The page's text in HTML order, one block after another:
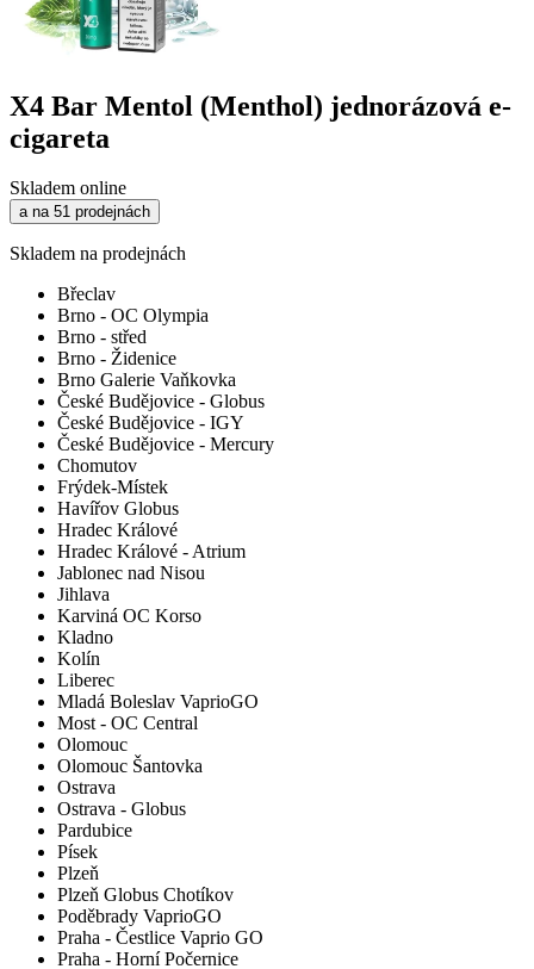
X4 Bar Mentol (Menthol) jednorázová e-
cigareta
Skladem online
a na 51 prodejnách
Skladem na prodejnách
Břeclav
Brno - OC Olympia
Brno - střed
Brno - Židenice
Brno Galerie Vaňkovka
České Budějovice - Globus
České Budějovice - IGY
České Budějovice - Mercury
Chomutov
Frýdek-Místek
Havířov Globus
Hradec Králové
Hradec Králové - Atrium
Jablonec nad Nisou
Jihlava
Karviná OC Korso
Kladno
Kolín
Liberec
Mladá Boleslav VaprioGO
Most - OC Central
Olomouc
Olomouc Šantovka
Ostrava
Ostrava - Globus
Pardubice
Písek
Plzeň
Plzeň Globus Chotíkov
Poděbrady VaprioGO
Praha - Čestlice Vaprio GO
Praha - Horní Počernice